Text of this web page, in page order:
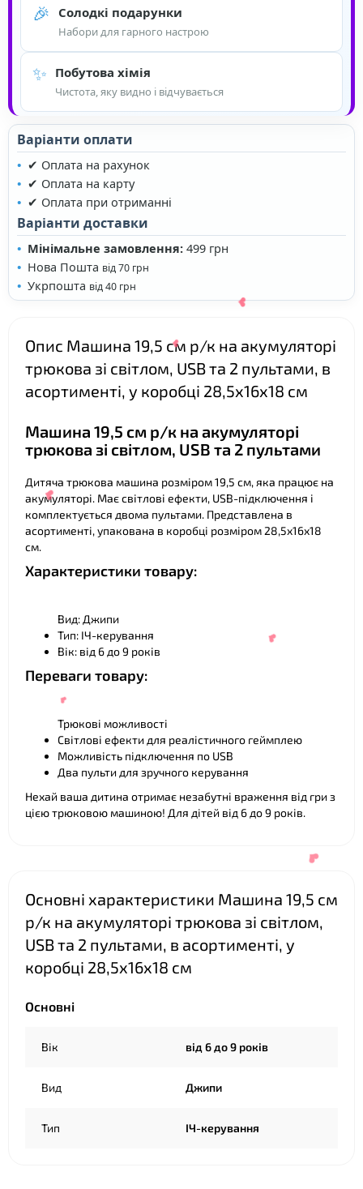
🎉 Солодкі подарунки
Набори для гарного настрою
✨ Побутова хімія
Чистота, яку видно і відчувається
Варіанти оплати
✔ Оплата на рахунок
✔ Оплата на карту
✔ Оплата при отриманні
Варіанти доставки
Мінімальне замовлення: 499 грн
Нова Пошта від 70 грн
Укрпошта від 40 грн
Опис Машина 19,5 см р/к на акумуляторі
трюкова зі світлом, USB та 2 пультами, в
асортименті, у коробці 28,5х16х18 см
Машина 19,5 см р/к на акумуляторі
трюкова зі світлом, USB та 2 пультами
Дитяча трюкова машина розміром 19,5 см, яка працює на
акумуляторі. Має світлові ефекти, USB-підключення і
комплектується двома пультами. Представлена в
асортименті, упакована в коробці розміром 28,5х16х18
см.
Характеристики товару:
Вид: Джипи
Тип: ІЧ-керування
Вік: від 6 до 9 років
Переваги товару:
Трюкові можливості
Світлові ефекти для реалістичного геймплею
Можливість підключення по USB
Два пульти для зручного керування
Нехай ваша дитина отримає незабутні враження від гри з
цією трюковою машиною! Для дітей від 6 до 9 років.
Основні характеристики Машина 19,5 см
р/к на акумуляторі трюкова зі світлом,
USB та 2 пультами, в асортименті, у
коробці 28,5х16х18 см
Основні
Вік від 6 до 9 років
Вид Джипи
Тип ІЧ-керування
❤
❤
❤
❤